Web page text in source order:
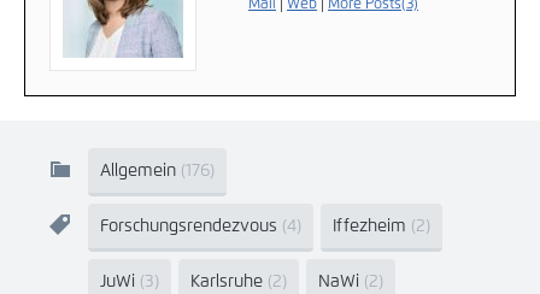
Mail Web More Posts(3)
Allgemein (176)
Forschungsrendezvous (4) Iffezheim (2)
JuWi (3) Karlsruhe (2) NaWi (2)